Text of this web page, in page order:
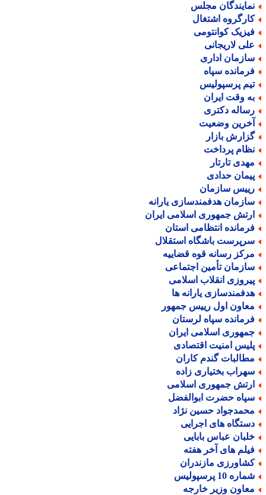
مجلس
اشتغال
کوانتومی
لاریجانی
اداری
سپاه
پرسپولیس
وقت ایران
دکتری
وضعیت
بازار
پرداخت
تارتار
حدادی
سازمان
هدفمندسازی یارانه
جمهوری اسلامی ایران
انتظامی استان
باشگاه استقلال
رسانه قوه قضاییه
تأمین اجتماعی
انقلاب اسلامی
یارانه ها
اول رییس جمهور
سپاه لرستان
اسلامی ایران
امنیت اقتصادی
گندم کاران
بختیاری زاده
جمهوری اسلامی
حضرت ابوالفضل
حسین نژاد
های اجرایی
عباس بابایی
های آخر هفته
مازندران
10 پرسپولیس
وزیر خارجه